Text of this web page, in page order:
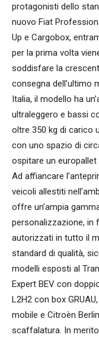
protagonisti dello
nuovo Fiat
Up e Cargobox,
per la prima volta
soddisfare la
consegna dell’ultimo
Italia, il modello ha
ultraleggero e bassi
oltre 350 kg di carico
con uno spazio di
ospitare un europallet
Ad affiancare
veicoli allestiti
offre un’ampia
personalizzazione, in
autorizzati in tutto il
standard di qualità,
modelli esposti al
Expert BEV con
L2H2 con box
mobile e Citroèn
scaffalatura. In